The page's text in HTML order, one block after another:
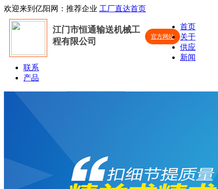
欢迎来到亿阳网：推荐企业 工厂直达首页
江门市恒通输送机械工
程有限公司
官方网站
首页
关于
供应
新闻
联系
产品